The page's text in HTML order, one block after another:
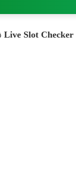
Live Slot Checker